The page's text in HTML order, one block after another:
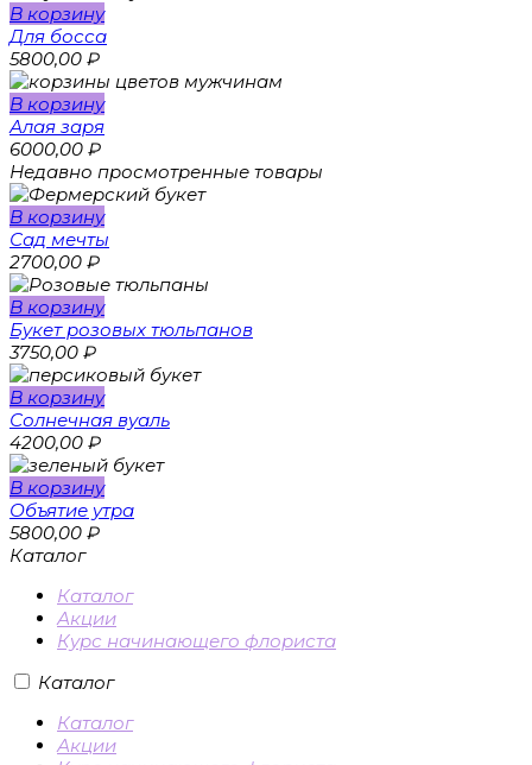
В корзину
Для босса
5800,00 ₽
В корзину
Алая заря
6000,00 ₽
Недавно просмотренные товары
В корзину
Сад мечты
2700,00 ₽
В корзину
Букет розовых тюльпанов
3750,00 ₽
В корзину
Солнечная вуаль
4200,00 ₽
В корзину
Объятие утра
5800,00 ₽
Каталог
Каталог
Акции
Курс начинающего флориста
Каталог
Каталог
Акции